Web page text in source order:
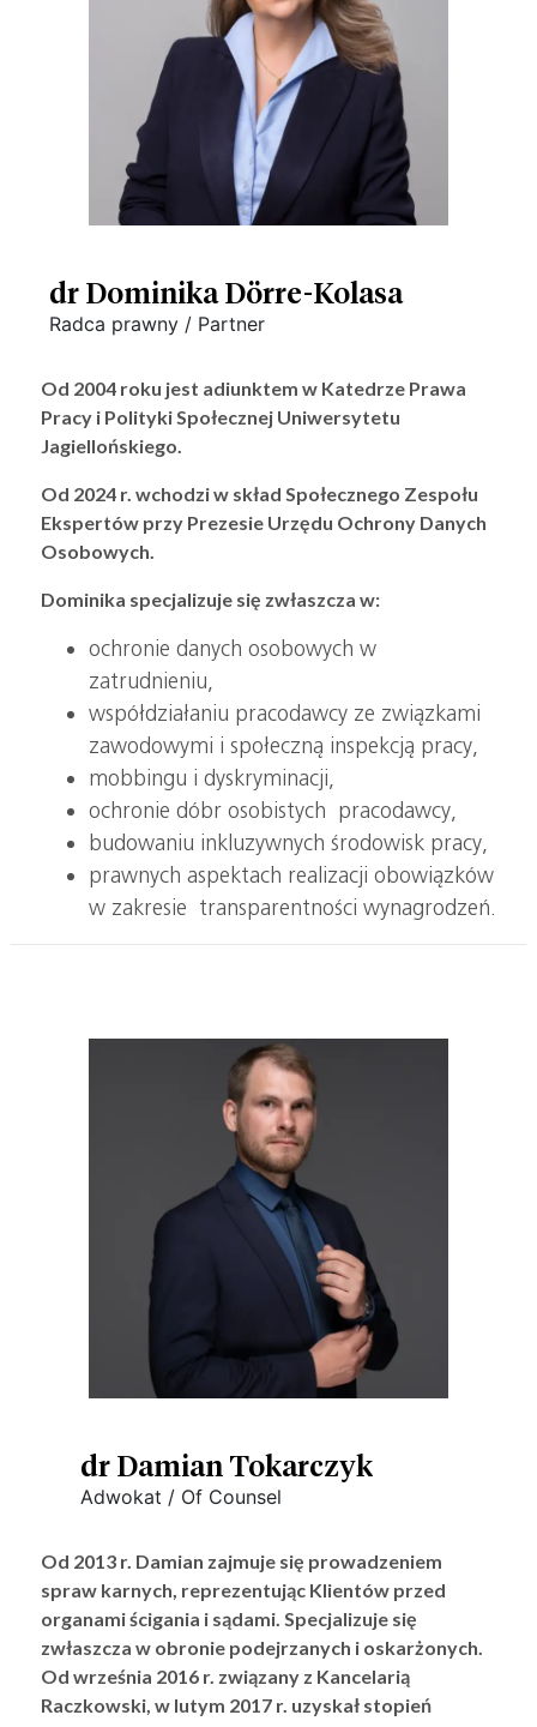
dr Dominika Dörre-Kolasa
Radca prawny / Partner
Od 2004 roku jest adiunktem w Katedrze Prawa
Pracy i Polityki Społecznej Uniwersytetu
Jagiellońskiego.
Od 2024 r. wchodzi w skład Społecznego Zespołu
Ekspertów przy Prezesie Urzędu Ochrony Danych
Osobowych.
Dominika specjalizuje się zwłaszcza w:
ochronie danych osobowych w
zatrudnieniu,
współdziałaniu pracodawcy ze związkami
zawodowymi i społeczną inspekcją pracy,
mobbingu i dyskryminacji,
ochronie dóbr osobistych pracodawcy,
budowaniu inkluzywnych środowisk pracy,
prawnych aspektach realizacji obowiązków
w zakresie transparentności wynagrodzeń.
dr Damian Tokarczyk
Adwokat / Of Counsel
Od 2013 r. Damian zajmuje się prowadzeniem
spraw karnych, reprezentując Klientów przed
organami ścigania i sądami. Specjalizuje się
zwłaszcza w obronie podejrzanych i oskarżonych.
Od września 2016 r. związany z Kancelarią
Raczkowski, w lutym 2017 r. uzyskał stopień